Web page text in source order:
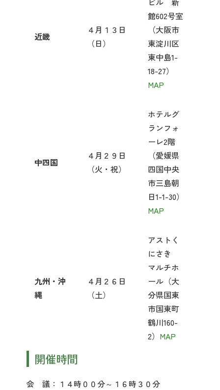
近畿
４月１３日
（日）
館602号室
（大阪市
東淀川区
東中島1-
18-27）
MAP
中四国
４月２９日
（火・祝）
ホテルグ
ランフォ
ーレ2階
（愛媛県
四国中央
市三島朝
日1-1-30）
MAP
九州・沖
縄
４月２６日
（土）
アストく
にさき
マルチホ
ール（大
分県国東
市国東町
鶴川160-
2） MAP
開催時間
会 議：１４時００分～１６時３０分